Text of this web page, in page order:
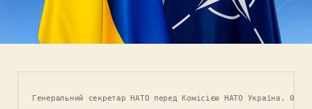
Генеральний секретар НАТО перед Комісією НАТО Україна, 02